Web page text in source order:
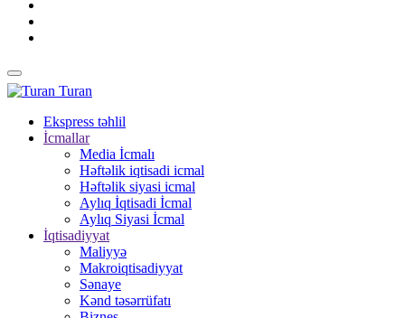
Turan
Ekspress təhlil
İcmallar
Media İcmalı
Həftəlik iqtisadi icmal
Həftəlik siyasi icmal
Aylıq İqtisadi İcmal
Aylıq Siyasi İcmal
İqtisadiyyat
Maliyyə
Makroiqtisadiyyat
Sənaye
Kənd təsərrüfatı